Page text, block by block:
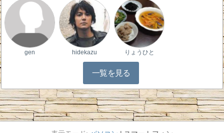
gen hidekazu りょうひと
一覧を見る